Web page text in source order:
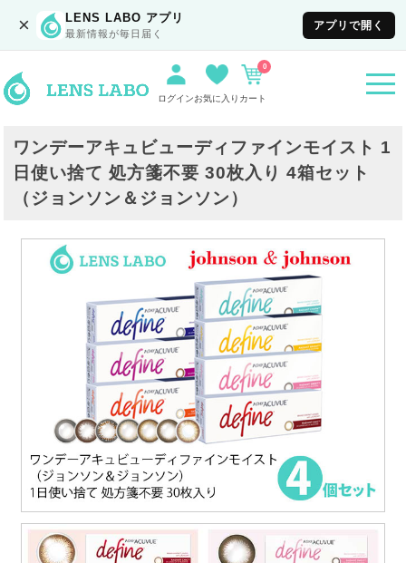
× LENS LABO アプリ
最新情報が毎日届く
アプリで開く
ログインお気に入り カート
0
ワンデーアキュビューディファインモイスト 1
日使い捨て 処方箋不要 30枚入り 4箱セット
（ジョンソン＆ジョンソン）